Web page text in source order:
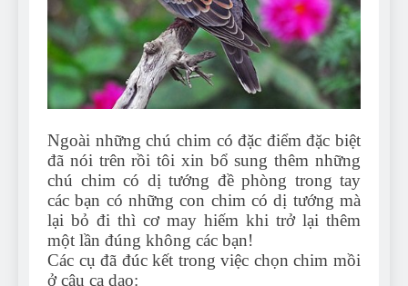
Can Bulldogs Play Fetch?
And How to Train Them!
7 Năm Ago
How Often Do I Need to
Groom My Bulldog
7 Năm Ago
Ngoài những chú chim có đặc điểm đặc biệt
đã nói trên rồi tôi xin bổ sung thêm những
chú chim có dị tướng đề phòng trong tay
các bạn có những con chim có dị tướng mà
lại bỏ đi thì cơ may hiếm khi trở lại thêm
một lần đúng không các bạn!
Các cụ đã đúc kết trong việc chọn chim mồi
ở câu ca dao: